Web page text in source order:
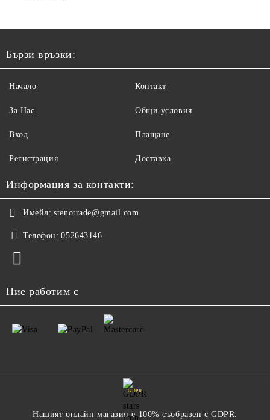
Бързи връзки:
Начало
За Нас
Вход
Регистрация
Контакт
Общи условия
Плащане
Доставка
Информация за контакти:
Имейл: stenotrade@gmail.com
Телефон: 052643146
Ние работим с
GDPR
Нашият онлайн магазин е 100% съобразен с GDPR.